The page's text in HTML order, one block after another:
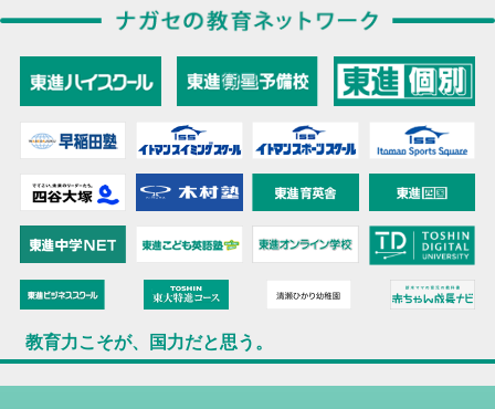
教育力こそが、国力だと思う。